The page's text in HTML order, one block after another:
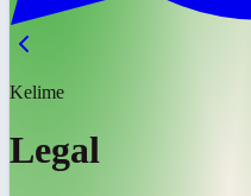
Kelime
Legal